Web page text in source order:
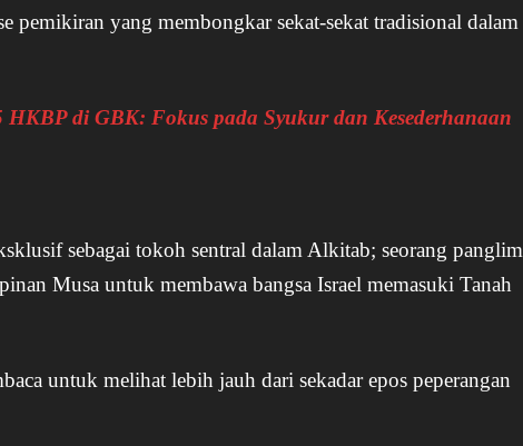
pemikiran yang membongkar sekat-sekat tradisional dalam
di GBK: Fokus pada Syukur dan Kesederhanaan
sebagai tokoh sentral dalam Alkitab; seorang
Musa untuk membawa bangsa Israel memasuki Tanah
untuk melihat lebih jauh dari sekadar epos peperangan